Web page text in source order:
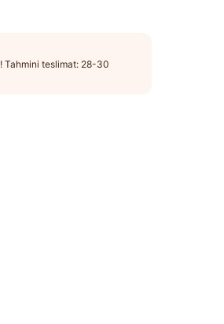
Tahmini teslimat: 28-30